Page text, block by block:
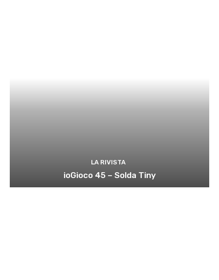
LA RIVISTA
ioGioco 45 – Solda Tiny